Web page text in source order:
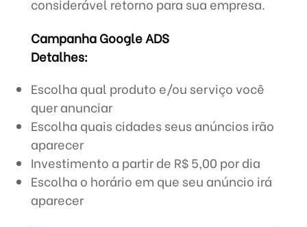
considerável retorno para sua empresa.
Campanha Google ADS
Detalhes:
Escolha qual produto e/ou serviço você
quer anunciar
Escolha quais cidades seus anúncios irão
aparecer
Investimento a partir de R$ 5,00 por dia
Escolha o horário em que seu anúncio irá
aparecer